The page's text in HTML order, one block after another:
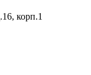
корп.1